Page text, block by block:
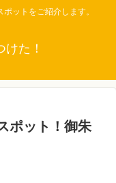
ットをご紹介します。
た！
ポット！御朱